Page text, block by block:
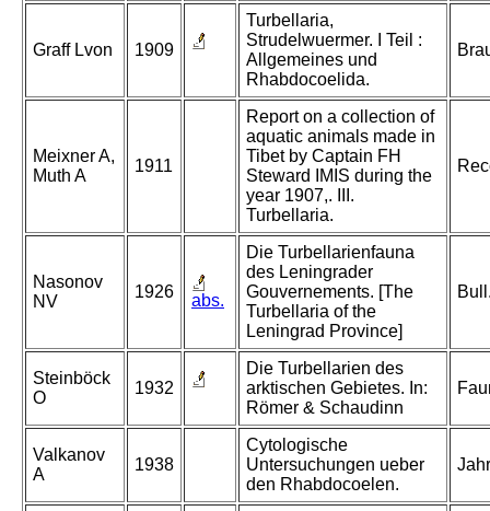
Graff Lvon 1909
Turbellaria,
Strudelwuermer. I Teil :
Allgemeines und
Rhabdocoelida.
Meixner A,
Muth A
1911
Report on a collection of
aquatic animals made in
Tibet by Captain FH
Steward IMIS during the
year 1907,. III.
Turbellaria.
Nasonov
NV
1926 abs.
Die Turbellarienfauna
des Leningrader
Gouvernements. [The
Turbellaria of the
Leningrad Province]
Steinböck
O
1932
Die Turbellarien des
arktischen Gebietes. In:
Römer & Schaudinn
Valkanov
A
1938
Cytologische
Untersuchungen ueber
den Rhabdocoelen.